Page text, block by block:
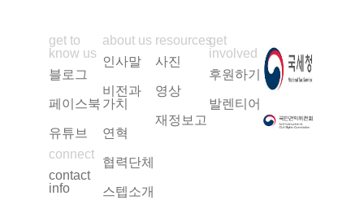
get to
know us
블로그
페이스북
유튜브
connect
contact
info
about us
인사말
비전과
가치
연혁
협력단체
스텝소개
resources
사진
영상
재정보고
get
involved
후원하기
발렌티어